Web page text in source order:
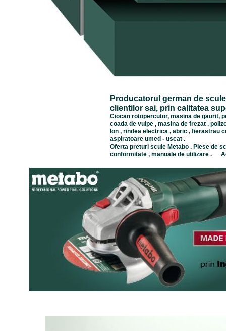
Producatorul german de
clientilor sai, prin calitatea
Ciocan rotopercutor, masina de gaurit,
coada de vulpe , masina de frezat ,
Ion , rindea electrica , abric , fierastrau
aspiratoare umed - uscat .
Oferta preturi scule Metabo . Piese de
conformitate , manuale de utilizare .